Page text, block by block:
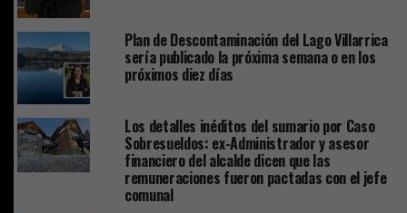
Plan de Descontaminación del Lago Villarrica
sería publicado la próxima semana o en los
próximos diez días
Los detalles inéditos del sumario por Caso
Sobresueldos: ex-Administrador y asesor
financiero del alcalde dicen que las
remuneraciones fueron pactadas con el jefe
comunal